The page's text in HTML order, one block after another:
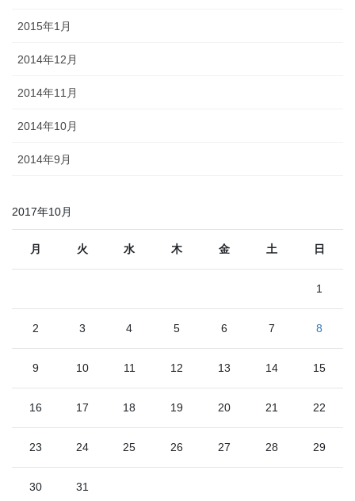
2015年1月
2014年12月
2014年11月
2014年10月
2014年9月
2017年10月
月 火 水 木 金 土 日
1
2 3 4 5 6 7 8
9 10 11 12 13 14 15
16 17 18 19 20 21 22
23 24 25 26 27 28 29
30 31